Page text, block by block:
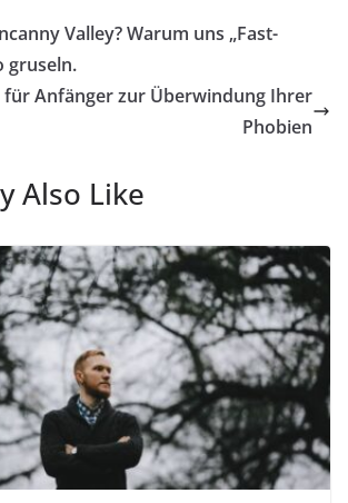
Valley? Warum uns „Fast-
gruseln.
für Anfänger zur Überwindung Ihrer
Phobien
Also Like